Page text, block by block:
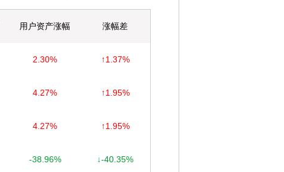
用户资产涨幅 涨幅差
2.30% ↑1.37%
4.27% ↑1.95%
4.27% ↑1.95%
-38.96% ↓-40.35%